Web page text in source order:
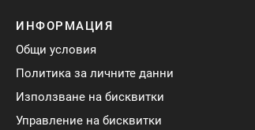
ИНФОРМАЦИЯ
Общи условия
Политика за личните данни
Използване на бисквитки
Управление на бисквитки